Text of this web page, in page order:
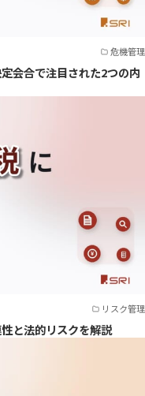
危機管理
会合で注目された2つの内
リスク管理
と法的リスクを解説